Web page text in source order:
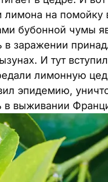
на помойку
бубонной чумы
заражении
И тут
лимонную
эпидемию,
в выживании